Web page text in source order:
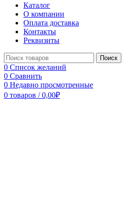
Каталог
О компании
Оплата доставка
Контакты
Реквизиты
Поиск
0 Список желаний
0 Сравнить
0 Недавно просмотренные
0 товаров / 0,00₽